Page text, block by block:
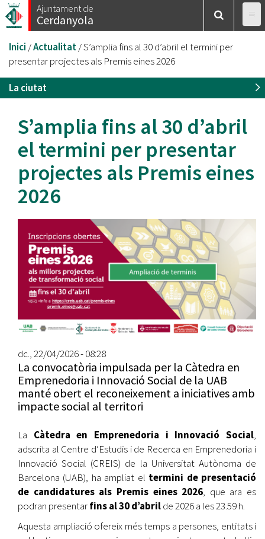
Vés
al
Ajuntament de
Cerdanyola
Esteu
aquí
Inici /Actualitat/S’amplia fins al 30 d’abril el termini per
presentar projectes als Premis eines 2026
La ciutat
S’amplia fins al 30 d’abril
el termini per presentar
projectes als Premis eines
2026
dc., 22/04/2026 - 08:28
La convocatòria impulsada per la Càtedra en
Emprenedoria i Innovació Social de la UAB
manté obert el reconeixement a iniciatives amb
impacte social al territori
La Càtedra en Emprenedoria i Innovació Social,
adscrita al Centre d’Estudis i de Recerca en Emprenedoria i
Innovació Social (CREIS) de la Universitat Autònoma de
Barcelona (UAB), ha ampliat el termini de presentació
de candidatures als Premis eines 2026, que ara es
podran presentarfins al 30 d’abrilde 2026 a les 23.59 h.
Aquesta ampliació ofereix més temps a persones, entitats i